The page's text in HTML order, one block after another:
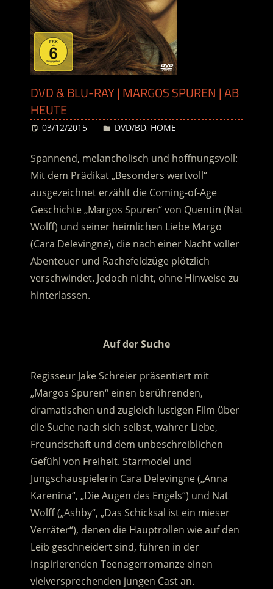
DVD & BLU-RAY | MARGOS SPUREN | AB
HEUTE
03/12/2015 Desiree
DVD/BD, HOME
Spannend, melancholisch und hoffnungsvoll:
Mit dem Prädikat „Besonders wertvoll“
ausgezeichnet erzählt die Coming-of-Age
Geschichte „Margos Spuren“ von Quentin (Nat
Wolff) und seiner heimlichen Liebe Margo
(Cara Delevingne), die nach einer Nacht voller
Abenteuer und Rachefeldzüge plötzlich
verschwindet. Jedoch nicht, ohne Hinweise zu
hinterlassen.
Auf der Suche
Regisseur Jake Schreier präsentiert mit
„Margos Spuren“ einen berührenden,
dramatischen und zugleich lustigen Film über
die Suche nach sich selbst, wahrer Liebe,
Freundschaft und dem unbeschreiblichen
Gefühl von Freiheit. Starmodel und
Jungschauspielerin Cara Delevingne („Anna
Karenina“, „Die Augen des Engels“) und Nat
Wolff („Ashby“, „Das Schicksal ist ein mieser
Verräter“), denen die Hauptrollen wie auf den
Leib geschneidert sind, führen in der
inspirierenden Teenagerromanze einen
vielversprechenden jungen Cast an.